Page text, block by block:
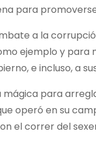
para
a la
ejemplo y para
e incluso, a
para
operó en su
el correr del